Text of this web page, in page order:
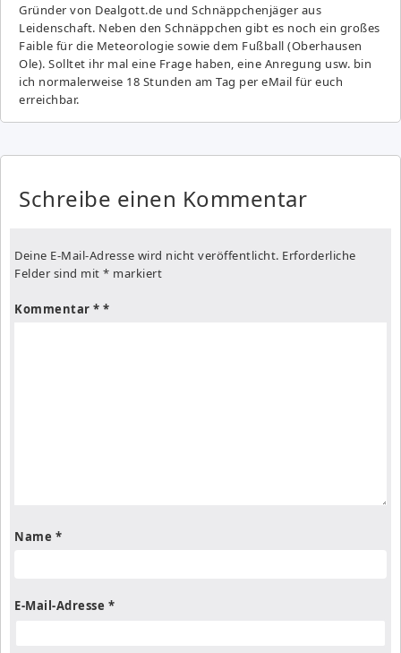
Gründer von Dealgott.de und Schnäppchenjäger aus
Leidenschaft. Neben den Schnäppchen gibt es noch ein großes
Fai­ble für die Meteorologie sowie dem Fußball (Oberhausen
Ole). Solltet ihr mal eine Frage haben, eine Anregung usw. bin
ich normalerweise 18 Stunden am Tag per eMail für euch
erreichbar.
Schreibe einen Kommentar
Deine E-Mail-Adresse wird nicht veröffentlicht. Erforderliche
Felder sind mit * markiert
Kommentar *
Name *
E-Mail-Adresse *